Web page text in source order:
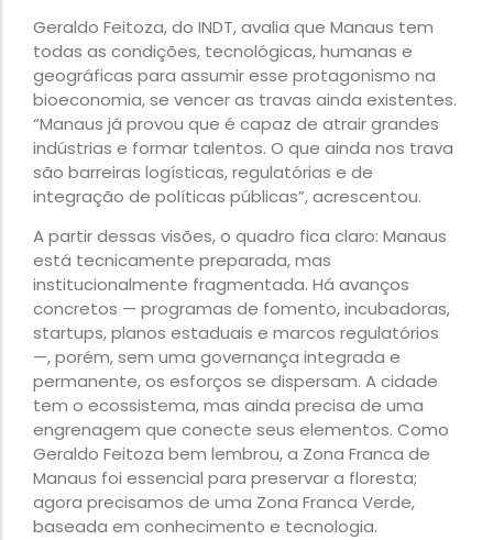
Geraldo Feitoza, do INDT, avalia que Manaus tem
todas as condições, tecnológicas, humanas e
geográficas para assumir esse protagonismo na
bioeconomia, se vencer as travas ainda existentes.
“Manaus já provou que é capaz de atrair grandes
indústrias e formar talentos. O que ainda nos trava
são barreiras logísticas, regulatórias e de
integração de políticas públicas”, acrescentou.
A partir dessas visões, o quadro fica claro: Manaus
está tecnicamente preparada, mas
institucionalmente fragmentada. Há avanços
concretos — programas de fomento, incubadoras,
startups, planos estaduais e marcos regulatórios
—, porém, sem uma governança integrada e
permanente, os esforços se dispersam. A cidade
tem o ecossistema, mas ainda precisa de uma
engrenagem que conecte seus elementos. Como
Geraldo Feitoza bem lembrou, a Zona Franca de
Manaus foi essencial para preservar a floresta;
agora precisamos de uma Zona Franca Verde,
baseada em conhecimento e tecnologia.